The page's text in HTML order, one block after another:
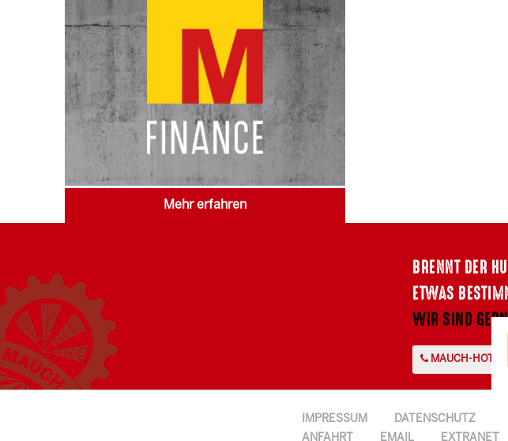
Mehr erfahren
BRENNT DER
ETWAS
WIR SIND
MAUCH-
IMPRESSUM
DATENSCHUTZ
ANFAHRT
EMAIL EXTRANET